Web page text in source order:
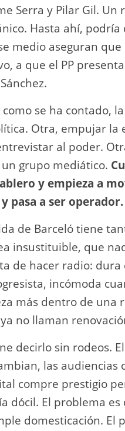
Serra y Pilar Gil.
Hasta ahí,
medio aseguran
a que el PP
como se ha contado,
Otra, empujar
al poder.
grupo mediático.
y empieza a
pasa a ser operador.
de Barceló tiene
insustituible, que
de hacer radio:
incómoda
más dentro de una
no llaman
decirlo sin rodeos.
las
compre prestigio
dócil. El problema
domesticación. El